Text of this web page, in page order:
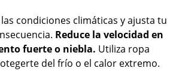
condiciones climáticas y ajusta tu
Reduce la velocidad en
fuerte o niebla. Utiliza ropa
del frío o el calor extremo.